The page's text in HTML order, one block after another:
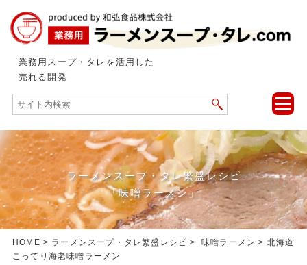
業務用スープ・タレを活用した
売れる開発
toggle
ラーメンスープ・タレ繁盛レシピ
「味噌ラーメン」
HOME > ラーメンスープ・タレ繁盛レシピ >味噌ラーメン > 北海道
こってり海老味噌ラーメン